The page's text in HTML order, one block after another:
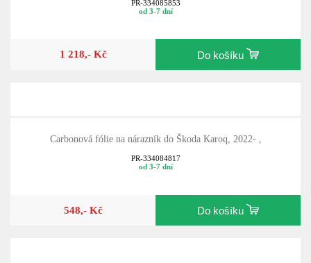
PR-334085853
od 3-7 dní
1 218,- Kč Do košíku
Carbonová fólie na nárazník do Škoda Karoq, 2022- ,
PR-334084817
od 3-7 dní
548,- Kč Do košíku